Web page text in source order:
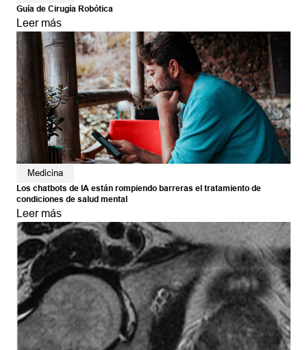
Guía de Cirugía Robótica
Leer más
Medicina
Los chatbots de IA están rompiendo barreras el tratamiento de
condiciones de salud mental
Leer más